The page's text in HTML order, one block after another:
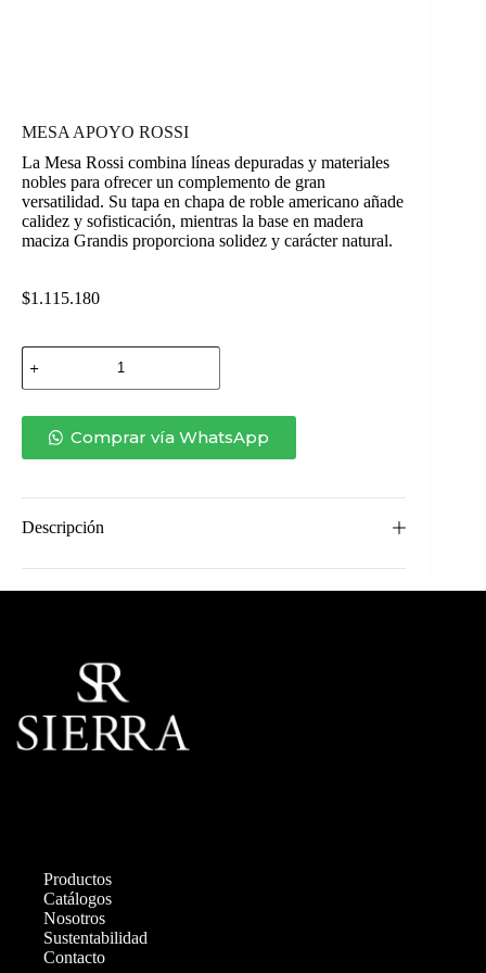
MESA APOYO ROSSI
La Mesa Rossi combina líneas depuradas y materiales
nobles para ofrecer un complemento de gran
versatilidad. Su tapa en chapa de roble americano añade
calidez y sofisticación, mientras la base en madera
maciza Grandis proporciona solidez y carácter natural.
$1.115.180
MESA
APOYO
ROSSI
Comprar vía WhatsApp
Descripción
Productos
Catálogos
Nosotros
Sustentabilidad
Contacto